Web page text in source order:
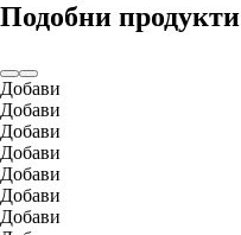
Подобни продукти
Добави
Добави
Добави
Добави
Добави
Добави
Добави